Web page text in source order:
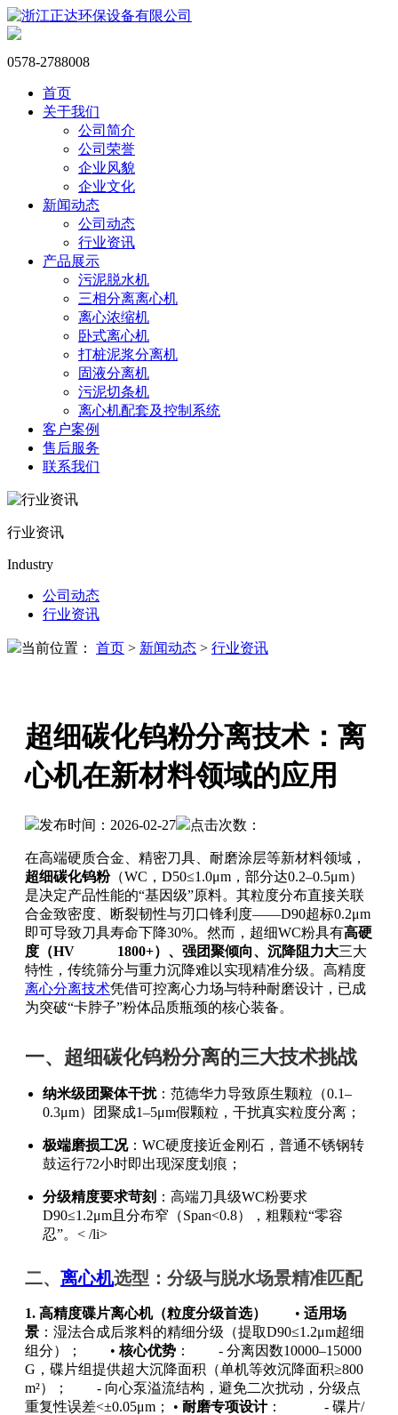
0578-2788008
首页
关于我们
公司简介
公司荣誉
企业风貌
企业文化
新闻动态
公司动态
行业资讯
产品展示
污泥脱水机
三相分离离心机
离心浓缩机
卧式离心机
打桩泥浆分离机
固液分离机
污泥切条机
离心机配套及控制系统
客户案例
售后服务
联系我们
行业资讯
Industry
公司动态
行业资讯
当前位置： 首页 > 新闻动态 > 行业资讯
超细碳化钨粉分离技术：离
心机在新材料领域的应用
发布时间：2026-02-27 点击次数：
在高端硬质合金、精密刀具、耐磨涂层等新材料领域，
超细碳化钨粉（WC，D50≤1.0μm，部分达0.2–0.5μm）
是决定产品性能的“基因级”原料。其粒度分布直接关联
合金致密度、断裂韧性与刃口锋利度——D90超标0.2μm
即可导致刀具寿命下降30%。然而，超细WC粉具有高硬
度（HV 1800+）、强团聚倾向、沉降阻力大三大
特性，传统筛分与重力沉降难以实现精准分级。高精度
离心分离技术凭借可控离心力场与特种耐磨设计，已成
为突破“卡脖子”粉体品质瓶颈的核心装备。
一、超细碳化钨粉分离的三大技术挑战
纳米级团聚体干扰：范德华力导致原生颗粒（0.1–
0.3μm）团聚成1–5μm假颗粒，干扰真实粒度分离；
极端磨损工况：WC硬度接近金刚石，普通不锈钢转
鼓运行72小时即出现深度划痕；
分级精度要求苛刻 ：高端刀具级WC粉要求
D90≤1.2μm且分布窄（Span<0.8），粗颗粒“零容
忍”。< /li>
二、 离心机选型：分级与脱水场景精准匹配
1. 高精度碟片离心机（粒度分级首选） • 适用场
景 ：湿法合成后浆料的精细分级（提取D90≤1.2μm超细
组分）； • 核心优势 ： - 分离因数10000–15000
G，碟片组提供超大沉降面积（单机等效沉降面积≥800
m²）； - 向心泵溢流结构，避免二次扰动，分级点
重复性误差<±0.05μm； • 耐磨专项设计： - 碟片/